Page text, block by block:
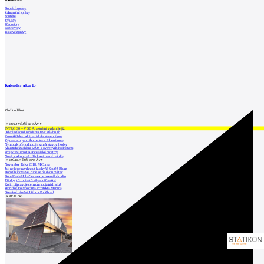
Domácí zprávy
Zahraniční zprávy
Soutěže
Výstavy
Přednášky
Rozhovory
Tiskové zprávy
Kalendář akcí 15
Vložit událost
NEJNOVĚJŠÍ ZPRÁVY
INTRO 30 – VODA: aktuální vydání je již
Odvolací soud nařídil zastavit stavbu Tr
Kroměřížská radnice získala stavební pov
Výstavba urgentního centra v Liberci ome
Nymburk přehodnocuje záměr stavby školky
Akustické zasklení IZOS s ověřenými hodnotami
Projekt Blueriot: Kancelářské prostory
Nový stadion za Lužánkami nesmí mít dle
NEJČTENĚJŠÍ ZPRÁVY
November Talks 2018: M.Corea
Jak nejlépe navrhnout kuchyň? Soutěž Blum
Hořící budova ve Zlíně se na dvou místec
Dům Karla Hubáčka – experimentální rodin
Tři dny, tři noci a tři vily v záři světel
Kolín připravuje centrum sociálních služ
World of Volvo očima architekta Martina
Otevření náměstí Jiřího z Poděbrad
KATALOG